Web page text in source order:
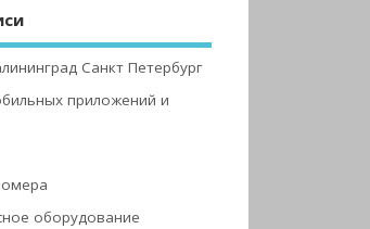
Санкт Петербург
приложений и
оборудование